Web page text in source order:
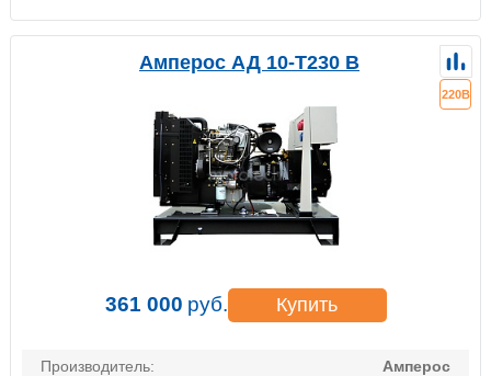
Амперос АД 10-Т230 B
220В
361 000 руб. Купить
Производитель:
Амперос